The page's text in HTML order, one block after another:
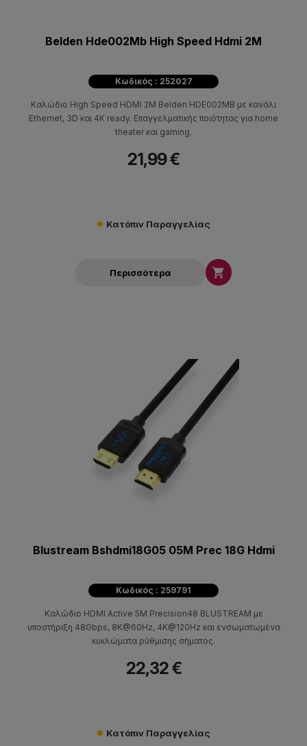
Belden Hde002Mb High Speed Hdmi 2M
Κωδικός : 252027
Καλώδιο High Speed HDMI 2M Belden HDE002MB με κανάλι
Ethernet, 3D και 4K ready. Επαγγελματικής ποιότητας για home
theater και gaming.
21,99 €
Κατόπιν Παραγγελίας
Περισσότερα 
Blustream Bshdmi18G05 05M Prec 18G Hdmi
Κωδικός : 259791
Καλώδιο HDMI Active 5M Precision48 BLUSTREAM με
υποστήριξη 48Gbps, 8K@60Hz, 4K@120Hz και ενσωματωμένα
κυκλώματα ρύθμισης σήματος.
22,32 €
Κατόπιν Παραγγελίας